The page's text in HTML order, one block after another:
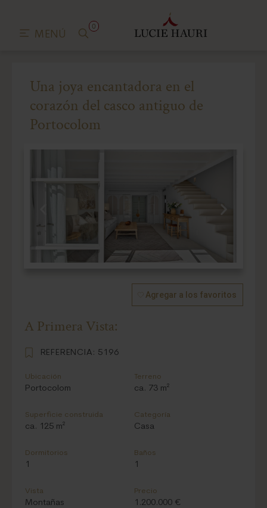
MENÚ
0
Una joya encantadora en el
corazón del casco antiguo de
Portocolom
Agregar a los favoritos
A Primera Vista:
REFERENCIA: 5196
Ubicación
Portocolom
Terreno
ca. 73 m²
Superficie construida
ca. 125 m²
Categoría
Casa
Dormitorios
1
Baños
1
Vista
Montañas
Precio
1.200.000 €